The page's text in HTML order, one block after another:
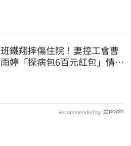
班鐵翔摔傷住院！妻控工會曹
雨婷「探病包6百元紅包」情
Recommended by